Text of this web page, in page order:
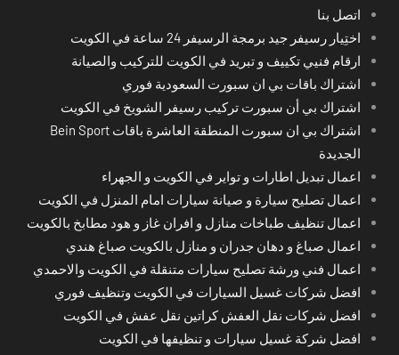
اتصل بنا
اختِيار رسيفر جيد برمجة الرسيفر 24 ساعة في الكويت
ارقام فنيي تكييف و تبريد في الكويت للتركيب والصيانة
اشتراك باقات بي ان سبورت السعودية فوري
اشتراك بي أن سبورت تركيب رسيفر الشويخ في الكويت
اشتراك بي ان سبورت المنطقة العاشرة باقات Bein Sport
الجديدة
اعمال تبديل اطارات و تواير في الكويت و الجهراء
اعمال تصليح سيارة و صيانة سيارات امام المنزل في الكويت
اعمال تنظيف طباخات منازل و افران غاز و هود مطابخ بالكويت
اعمال صباغ و دهان جدران و منازل بالكويت صباغ هندي
اعمال فني ورشة تصليح سيارات متنقلة في الكويت والاحمدي
افضل شركات غسيل السيارات في الكويت وتنظيف فوري
افضل شركات نقل العفش كراتين نقل عفش في الكويت
افضل شركة غسيل سيارات و تنظيفها في الكويت